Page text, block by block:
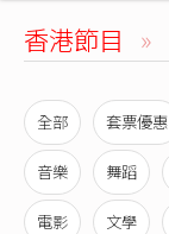
香港節目 »
全部 套票優惠
音樂 舞蹈
電影 文學